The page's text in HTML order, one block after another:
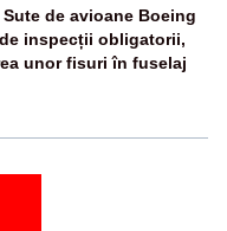
de avioane Boeing
inspecții obligatorii,
unor fisuri în fuselaj